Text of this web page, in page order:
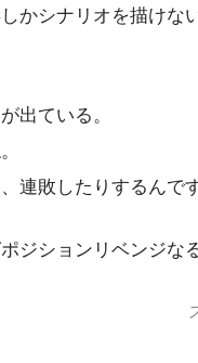
かシナリオを描けな
出ている。
連敗したりするんで
ジションリベンジな